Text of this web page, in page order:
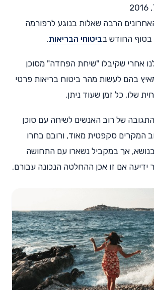
הרבה שאלות בנוגע לרפורמה
החודש בביטוחי הבריאות.
אחרי שקיבלו "שיחת הפחדה" מסוכן
בהם לעשות מהר ביטוח בריאות פרטי
שלו, כל זמן שעוד ניתן.
של רוב האנשים לשיחה עם סוכן
המקרים סקפטית מאוד, ורובם בחרו
אך במקביל נשארו עם התחושה
אם זו אכן ההחלטה הנכונה עבורם.